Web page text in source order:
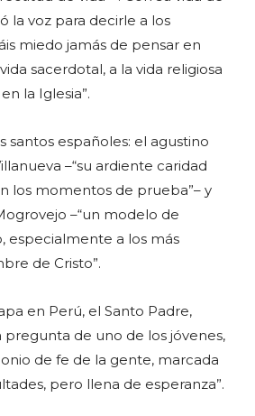
la voz para decirle a los
miedo jamás de pensar en
sacerdotal, a la vida religiosa
la Iglesia”.
santos españoles: el agustino
–“su ardiente caridad
los momentos de prueba”– y
–“un modelo de
especialmente a los más
de Cristo”.
en Perú, el Santo Padre,
pregunta de uno de los jóvenes,
de fe de la gente, marcada
pero llena de esperanza”.